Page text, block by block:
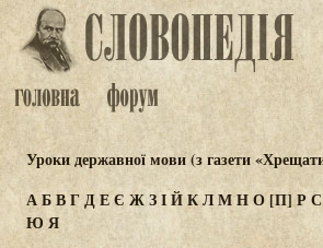
Уроки державної мови (з газети
АБВГДЕЄ ЖЗІЙКЛМНО[П] РС
Ю Я